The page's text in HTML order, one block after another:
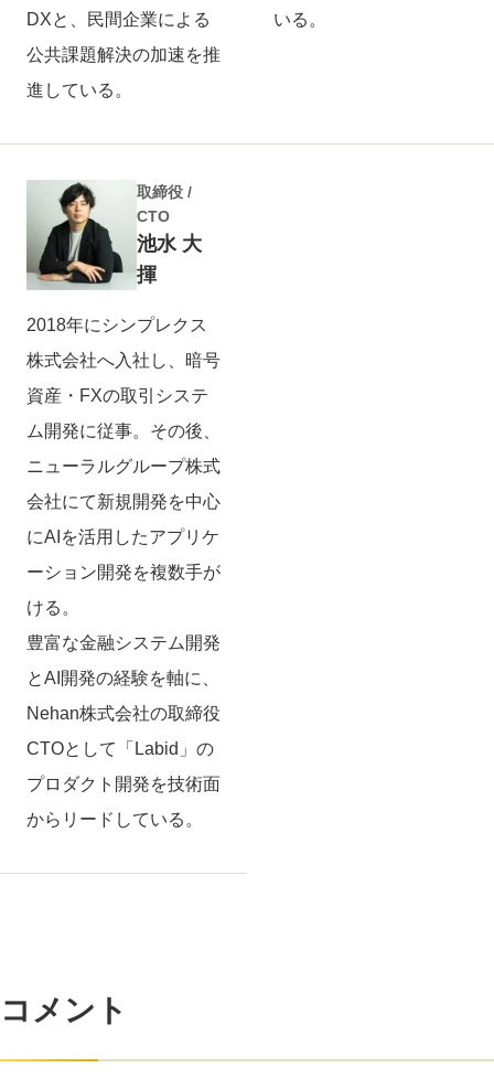
DXと、民間企業による
公共課題解決の加速を推
進している。
いる。
取締役 /
CTO
池水 大
揮
2018年にシンプレクス
株式会社へ入社し、暗号
資産・FXの取引システ
ム開発に従事。その後、
ニューラルグループ株式
会社にて新規開発を中心
にAIを活用したアプリケ
ーション開発を複数手が
ける。
豊富な金融システム開発
とAI開発の経験を軸に、
Nehan株式会社の取締役
CTOとして「Labid」の
プロダクト開発を技術面
からリードしている。
コメント